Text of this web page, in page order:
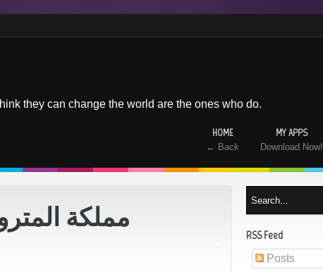
they can change the world are the ones who do.
HOME
← Back
MY APPS
Download Now!
مملكة المترو: - 1 - حمادة
RSS Feed
Posts